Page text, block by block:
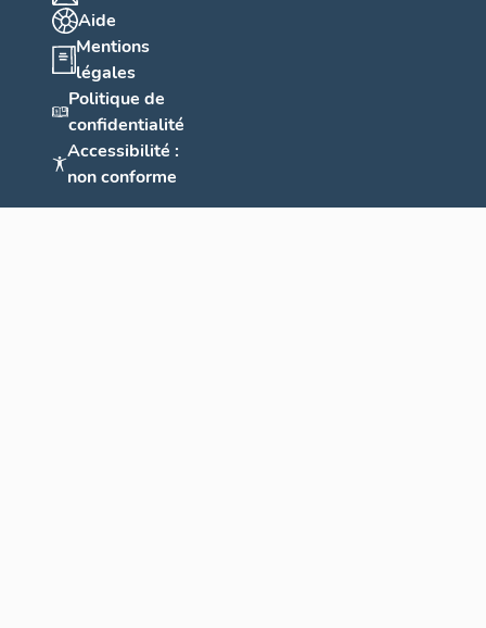
Aide
Mentions
légales
Politique de
confidentialité
Accessibilité :
non conforme